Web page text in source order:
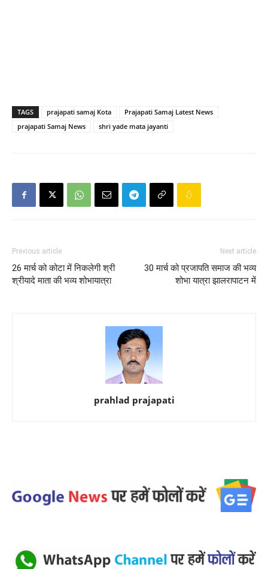
TAGS prajapati samaj Kota
Prajapati Samaj Latest News
prajapati Samaj News
shri yade mata jayanti
Previous article
26 मार्च को कोटा में निकलेगी श्री
श्रीयादे माता की भव्य शोभायात्रा
Next article
30 मार्च को प्रजापति समाज की भव्य
शोभा यात्रा झालरापाटन में
prahlad prajapati